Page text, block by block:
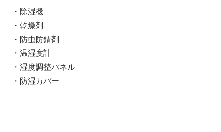
・除湿機
・乾燥剤
・防虫防錆剤
・温湿度計
・湿度調整パネル
・防湿カバー